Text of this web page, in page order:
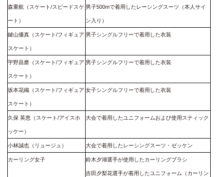
森重航（スケート/スピードスケ
ート）
男子500mで着用したレーシングスーツ（本人サイ
ン入り）
鍵山優真（スケート/フィギュア
スケート）
男子シングルフリーで着用した衣装
宇野昌磨（スケート/フィギュア
スケート）
男子シングルフリーで着用した衣装
坂本花織（スケート/フィギュア
スケート）
女子シングルフリーで着用した衣装
久保 英恵（スケート/アイスホ
ッケー）
大会で着用したユニフォームおよび使用スティック
小林誠也（リュージュ） 大会で着用したレーシングスーツ・ゼッケン
カーリング女子 鈴木夕湖選手が使用したカーリングブラシ
吉田夕梨花選手が着用したユニフォーム（カーリン